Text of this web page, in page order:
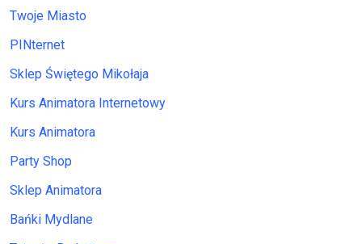
Twoje Miasto
PINternet
Sklep Świętego Mikołaja
Kurs Animatora Internetowy
Kurs Animatora
Party Shop
Sklep Animatora
Bańki Mydlane